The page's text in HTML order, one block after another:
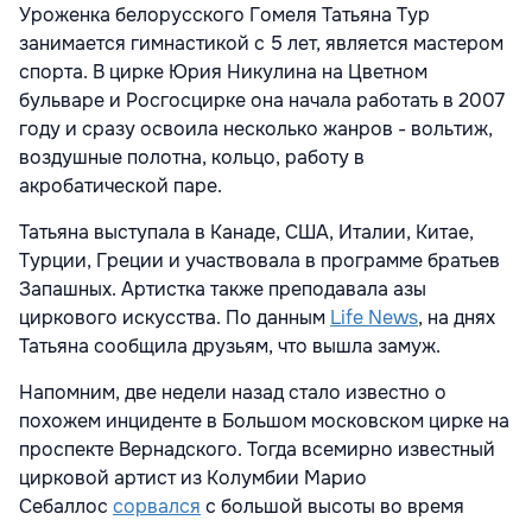
Уроженка белорусского Гомеля Татьяна Тур
занимается гимнастикой с 5 лет, является мастером
спорта. В цирке Юрия Никулина на Цветном
бульваре и Росгосцирке она начала работать в 2007
году и сразу освоила несколько жанров - вольтиж,
воздушные полотна, кольцо, работу в
акробатической паре.
Татьяна выступала в Канаде, США, Италии, Китае,
Турции, Греции и участвовала в программе братьев
Запашных. Артистка также преподавала азы
циркового искусства. По данным Life News, на днях
Татьяна сообщила друзьям, что вышла замуж.
Напомним, две недели назад стало известно о
похожем инциденте в Большом московском цирке на
проспекте Вернадского. Тогда всемирно известный
цирковой артист из Колумбии Марио
Себаллос сорвался с большой высоты во время